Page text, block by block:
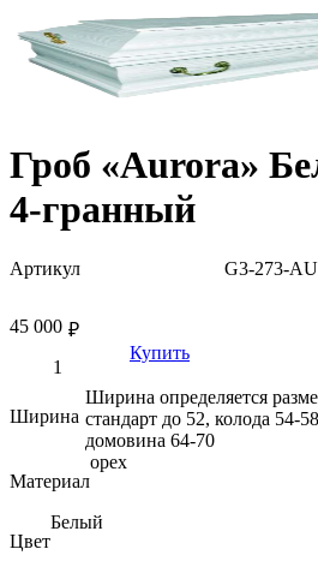
Гроб «Aurora»
4-гранный
Артикул G3-273-
₽
45 000
Купить
Ширина
Ширина определяется
стандарт до 52, колода 54-
домовина 64-70
Материал
орех
Цвет
Белый